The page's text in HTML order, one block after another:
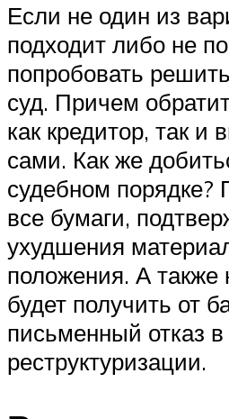
Если не один из
подходит либо не
попробовать
суд. Причем
как кредитор, так и
сами. Как же
судебном порядке?
все бумаги,
ухудшения
положения. А
будет получить от
письменный отказ в
реструктуризации.